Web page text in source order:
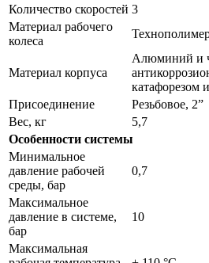
Количество скоростей 3
Материал рабочего
колеса
Материал корпуса
Алюминий и
катафорезом
Присоединение
Резьбовое, 2”
Вес, кг
5,7
Особенности системы
Минимальное
давление рабочей
среды, бар
0,7
Максимальное
давление в системе,
бар
10
Максимальная